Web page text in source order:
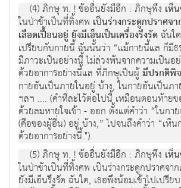
(4) ภิกษุ ท. ! ข้ออื่นยังมีอีก : ภิกษุพึง เห็
ในป่าช้าเป็นที่ทิ้งศพ เป็นร่างกระดูกปราศจ
เลือดเปื้อนอยู่ ยังมีเอ็นเป็นเครื่องรึงรัดฉันใ
เปรียบกับกายนี้ ฉันนั้นว่า “แม้กายนี้แล ก็มีธ
มีภาวะเป็นอย่างนี้ ไม่ล่วงพ้นจากความเป็นอ
ด้วยอาการอย่างนี้แล ที่ภิกษุเป็นผู้มีปรกติพิ
กายอันเป็นภายในอยู่ บ้าง, ในกายอันเป็นภ
ฯลฯ .... (คำที่ละไว้ต่อไปนี้ เหมือนตอนท้าย
ด้วยลมหายใจเข้า - ออก ตั้งแต่คำว่า “ในก
(คือของผู้อื่น) อยู่ บ้าง,” ไปจนถึงคำว่า “เห็
ด้วยอาการอย่างนี้.").
(5) ภิกษุ ท. ! ข้ออื่นยังมีอีก : ภิกษุพึง เห็
ในป่าช้าเป็นที่ทิ้งศพ เป็นร่างกระดูกปราศจา
ยังมีเอ็นรึงรัด ฉันใด, เธอพึงน้อมเข้าไปเปรี